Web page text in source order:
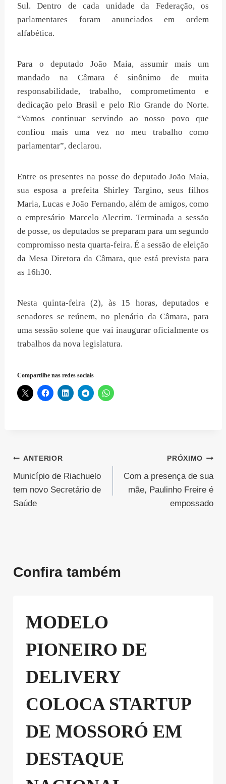
Sul. Dentro de cada unidade da Federação, os
parlamentares foram anunciados em ordem
alfabética.
Para o deputado João Maia, assumir mais um
mandado na Câmara é sinônimo de muita
responsabilidade, trabalho, comprometimento e
dedicação pelo Brasil e pelo Rio Grande do Norte.
“Vamos continuar servindo ao nosso povo que
confiou mais uma vez no meu trabalho como
parlamentar”, declarou.
Entre os presentes na posse do deputado João Maia,
sua esposa a prefeita Shirley Targino, seus filhos
Maria, Lucas e João Fernando, além de amigos, como
o empresário Marcelo Alecrim. Terminada a sessão
de posse, os deputados se preparam para um segundo
compromisso nesta quarta-feira. É a sessão de eleição
da Mesa Diretora da Câmara, que está prevista para
as 16h30.
Nesta quinta-feira (2), às 15 horas, deputados e
senadores se reúnem, no plenário da Câmara, para
uma sessão solene que vai inaugurar oficialmente os
trabalhos da nova legislatura.
Compartilhe nas redes sociais
Navegação
de
Post
ANTERIOR
Município de Riachuelo
tem novo Secretário de
Saúde
PRÓXIMO
Com a presença de sua
mãe, Paulinho Freire é
empossado
Confira também
MODELO
PIONEIRO DE
DELIVERY
COLOCA STARTUP
DE MOSSORÓ EM
DESTAQUE